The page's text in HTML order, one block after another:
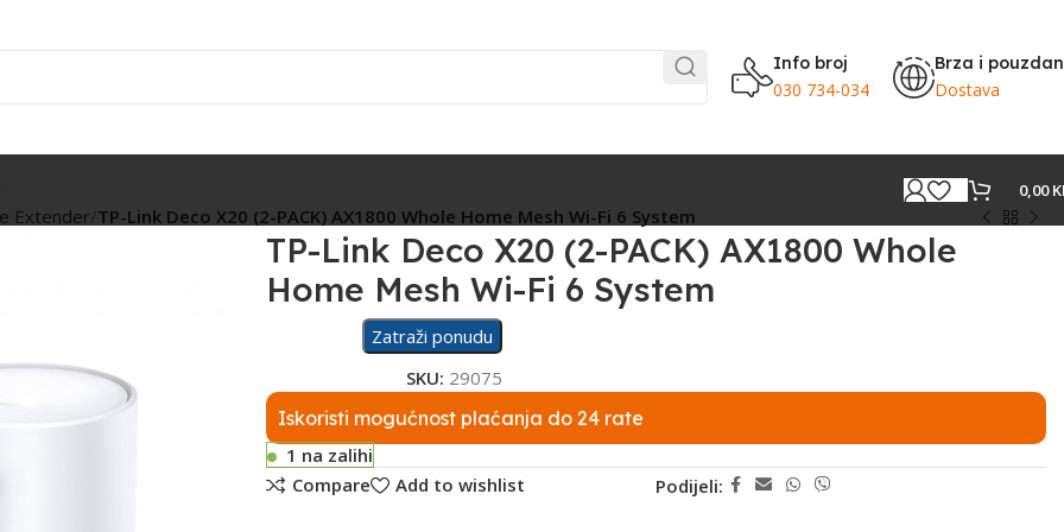
Info broj
030 734-034
Brza i
Dostava
0,00
Extender TP-Link Deco X20 (2-PACK) AX1800 Whole Home Mesh Wi-Fi 6 System
TP-Link Deco X20 (2-PACK) AX1800 Whole
Home Mesh Wi-Fi 6 System
Zatraži ponudu
SKU: 29075
Iskoristi mogućnost plaćanja do 24 rate
1 na zalihi
Compare
Add to wishlist Podijeli: